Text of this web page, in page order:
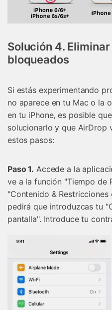
Solución 4.
bloqueados
Si estás experimentando
no aparece en tu Mac o la
en tu iPhone, es posible
solucionarlo y que AirDrop
estos pasos:
Paso 1. Accede a la
ve a la función "Tiempo de
"Contenido &
pedirá que introduzcas tu
pantalla". Introduce tu